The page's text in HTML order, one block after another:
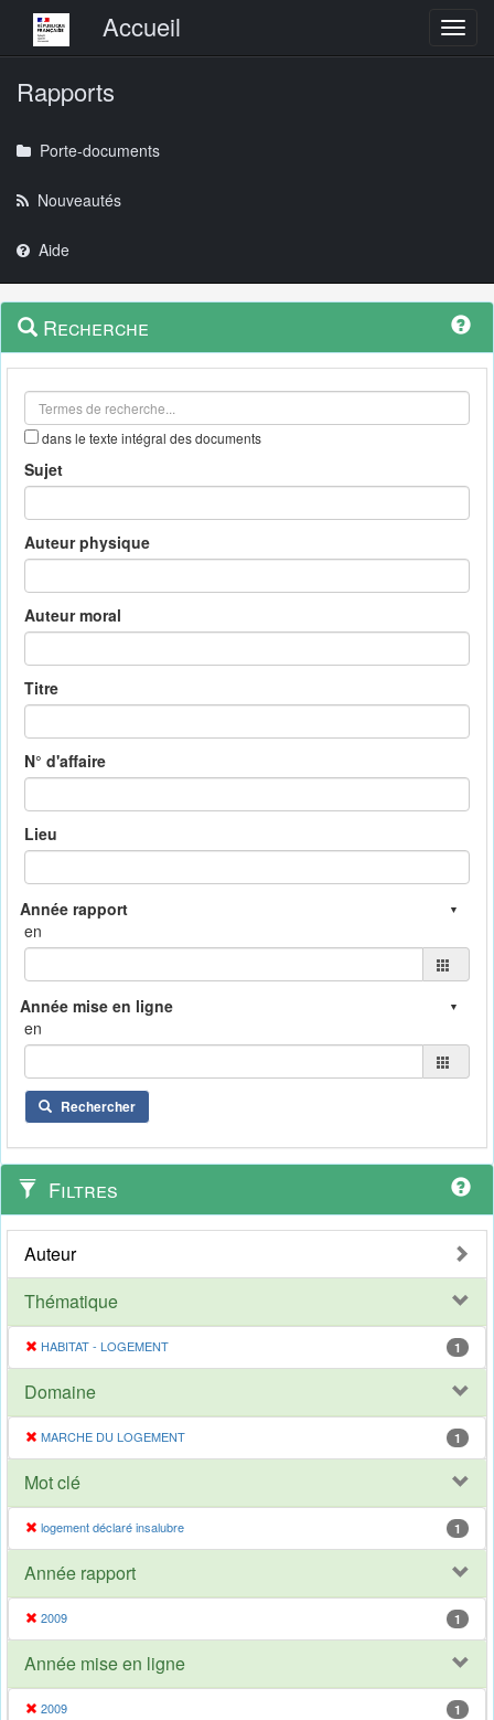
Menu principalAccueil
Rapports
Porte-documents
Nouveautés
Aide
Navigation
outils
Menu
contextuel
Recherche
dans le texte intégral des documents
Sujet
Auteur physique
Auteur moral
Titre
N° d'affaire
Lieu
en
en
Rechercher
Filtres
Auteur
Thématique
HABITAT - LOGEMENT 1
Domaine
MARCHE DU LOGEMENT 1
Mot clé
logement déclaré insalubre 1
Année rapport
2009 1
Année mise en ligne
2009 1